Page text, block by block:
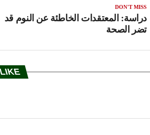
DON'T MISS
دراسة: المعتقدات الخاطئة عن النوم قد
تضر الصحة